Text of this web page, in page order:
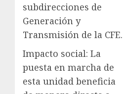
subdirecciones de
Generación y
Transmisión de la CFE.
Impacto social: La
puesta en marcha de
esta unidad beneficia